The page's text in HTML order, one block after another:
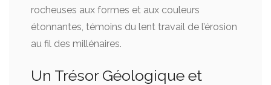
rocheuses aux formes et aux couleurs
étonnantes, témoins du lent travail de l’érosion
au fil des millénaires.
Un Trésor Géologique et